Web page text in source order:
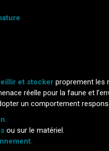
et stocker proprement les
réelle pour la faune et
un comportement
ou sur le matériel.